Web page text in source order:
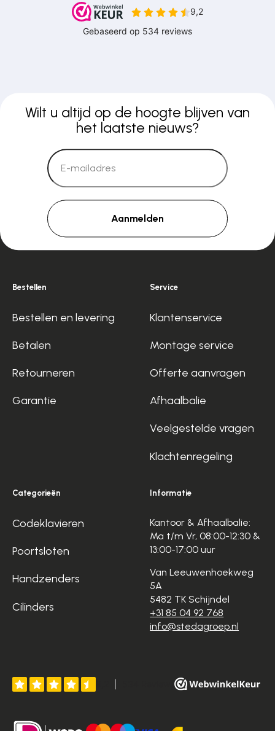
Wilt u altijd op de hoogte blijven van
het laatste nieuws?
Aanmelden
Bestellen
Bestellen en levering
Betalen
Retourneren
Garantie
Service
Klantenservice
Montage service
Offerte aanvragen
Afhaalbalie
Veelgestelde vragen
Klachtenregeling
Categorieën
Codeklavieren
Poortsloten
Handzenders
Cilinders
Informatie
Kantoor & Afhaalbalie:
Ma t/m Vr, 08:00-12:30 &
13:00-17:00 uur
Van Leeuwenhoekweg
5A
5482 TK Schijndel
+31 85 04 92 768
info@stedagroep.nl